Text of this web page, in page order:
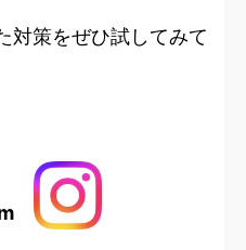
対策をぜひ試してみて